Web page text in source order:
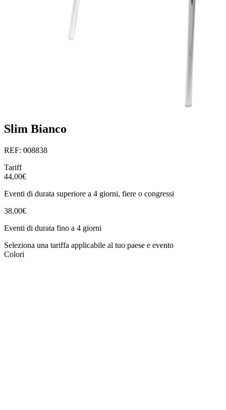
Slim Bianco
REF: 008838
Tariff
44,00€
Eventi di durata superiore a 4 giorni, fiere o congressi
38,00€
Eventi di durata fino a 4 giorni
Seleziona una tariffa applicabile al tuo paese e evento
Colori